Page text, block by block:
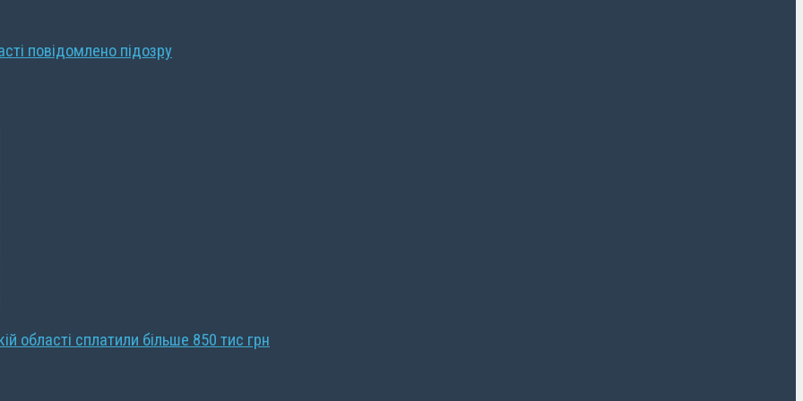
повідомлено підозру
області сплатили більше 850 тис грн